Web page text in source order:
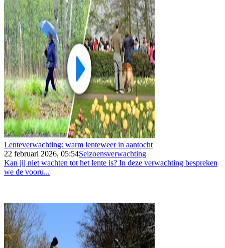
Lenteverwachting: warm lenteweer in aantocht
22 februari 2026, 05:54Seizoensverwachting
Kan jij niet wachten tot het lente is? In deze verwachting bespreken
we de vooru...